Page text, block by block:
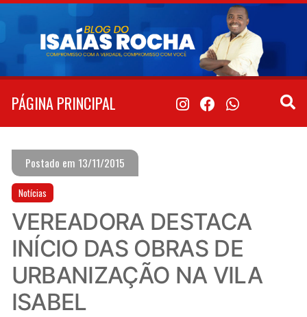
Pular
conteúdo
PÁGINA PRINCIPAL
Postado em 13/11/2015
Notícias
VEREADORA DESTACA
INÍCIO DAS OBRAS DE
URBANIZAÇÃO NA VILA
ISABEL